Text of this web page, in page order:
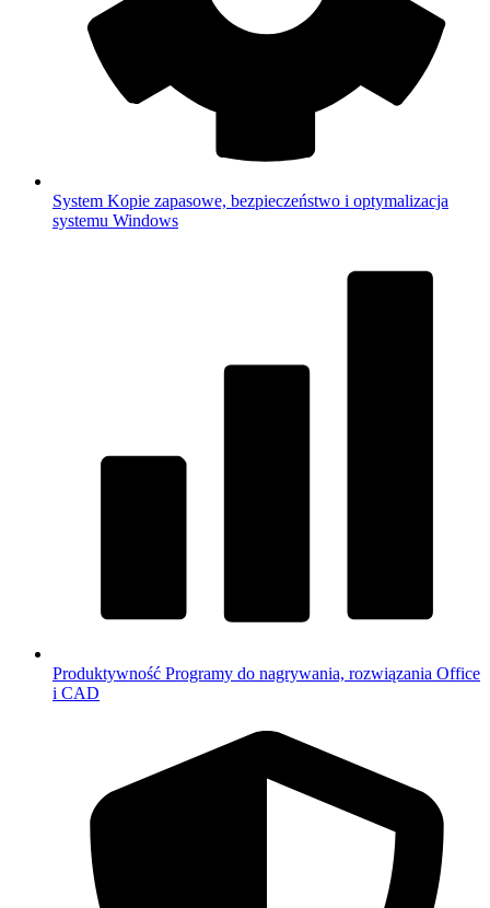
System Kopie zapasowe, bezpieczeństwo i optymalizacja
systemu Windows
Produktywność Programy do nagrywania, rozwiązania Office
i CAD